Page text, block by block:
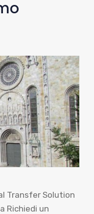
Transfer Solution
Richiedi un